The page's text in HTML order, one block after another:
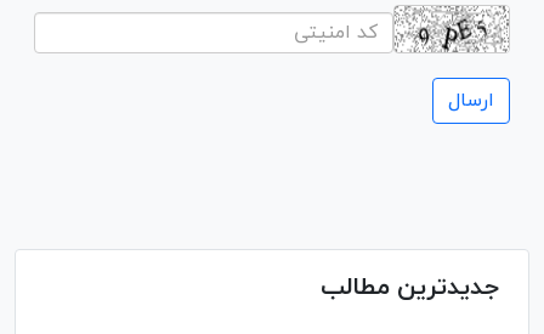
جدیدترین مطالب